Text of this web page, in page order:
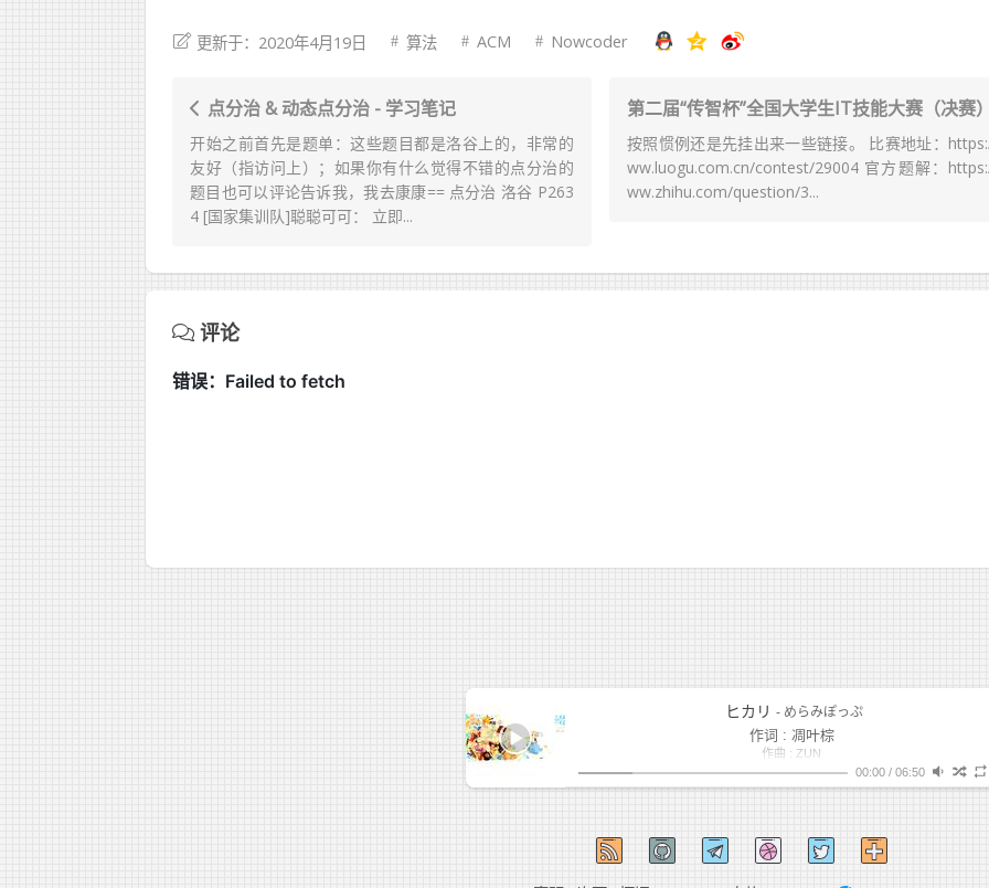
更新于：2020年4月19日 算法 ACM Nowcoder
点分治 & 动态点分治 - 学习笔记
开始之前首先是题单：这些题目都是洛谷上的，非常的
友好（指访问上）；如果你有什么觉得不错的点分治的
题目也可以评论告诉我，我去康康== 点分治 洛谷 P263
4 [国家集训队]聪聪可可： 立即...
第二届“传智杯”全国大学生IT技能大赛（决赛）
按照惯例还是先挂出来一些链接。 比赛地址：
ww.luogu.com.cn/contest/29004 官方题解：
ww.zhihu.com/question/3...
评论
ヒカリ - めらみぽっぷ
作词 : 凋叶棕
作曲 : ZUN
编曲 : 凋叶棕
形を宿す。 (寓于人形的)
ああ、愛しい『 』 (啊、惹人怜爱的『 』)
光のないこの世界を (将这暗无天日的世界)
00:00 / 06:50